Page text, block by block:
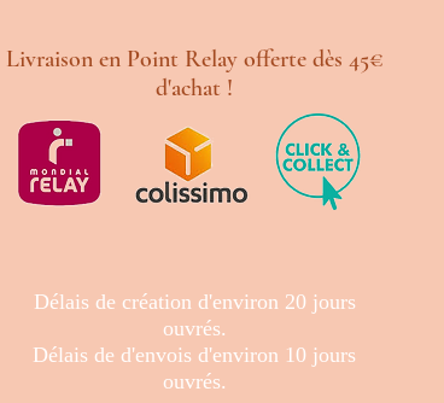
Livraison en Point Relay offerte dès 45€
d'achat !
Délais de création d'environ 20 jours
ouvrés.
Délais de d'envois d'environ 10 jours
ouvrés.